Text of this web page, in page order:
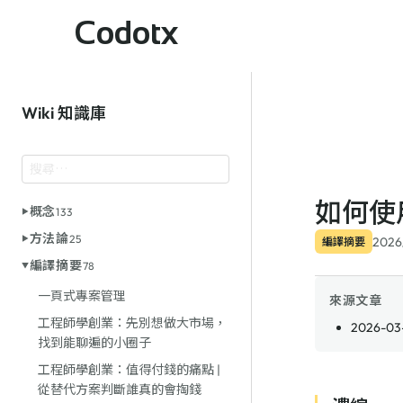
Codotx
Wiki 知識庫
概念133
方法論25
編譯摘要78
一頁式專案管理
工程師學創業：先別想做大市場，
找到能聊遍的小圈子
工程師學創業：值得付錢的痛點 |
從替代方案判斷誰真的會掏錢
如何使
編譯摘要
來源文章
2026-